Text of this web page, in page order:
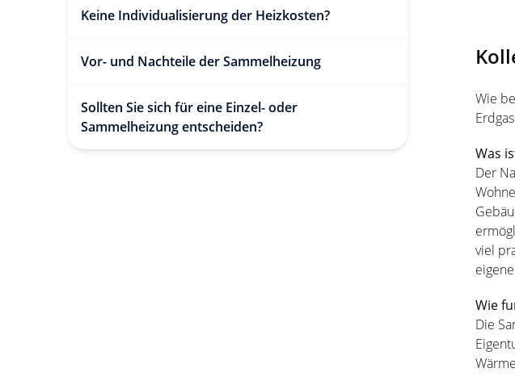
Keine Individualisierung der Heizkosten?
Vor- und Nachteile der Sammelheizung
Sollten Sie sich für eine Einzel- oder
Sammelheizung entscheiden?
Wie
Was
Der
viel
Wie
Die